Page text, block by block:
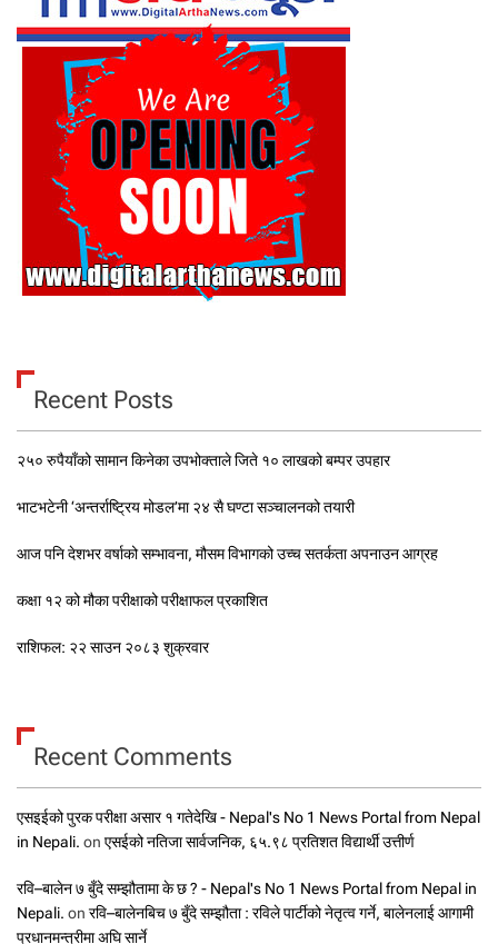
Recent Posts
२५० रुपैयाँको सामान किनेका उपभोक्ताले जिते १० लाखको बम्पर उपहार
भाटभटेनी ‘अन्तर्राष्ट्रिय मोडल’मा २४ सै घण्टा सञ्चालनको तयारी
आज पनि देशभर वर्षाको सम्भावना, मौसम विभागको उच्च सतर्कता अपनाउन आग्रह
कक्षा १२ को मौका परीक्षाको परीक्षाफल प्रकाशित
राशिफल: २२ साउन २०८३ शुक्रवार
Recent Comments
एसइईको पुरक परीक्षा असार १ गतेदेखि - Nepal's No 1 News Portal from Nepal
in Nepali. on एसईको नतिजा सार्वजनिक, ६५.९८ प्रतिशत विद्यार्थी उत्तीर्ण
रवि–बालेन ७ बुँदे सम्झौतामा के छ ? - Nepal's No 1 News Portal from Nepal in
Nepali. on रवि–बालेनबिच ७ बुँदे सम्झौता : रविले पार्टीको नेतृत्व गर्ने, बालेनलाई आगामी
प्रधानमन्त्रीमा अघि सार्ने